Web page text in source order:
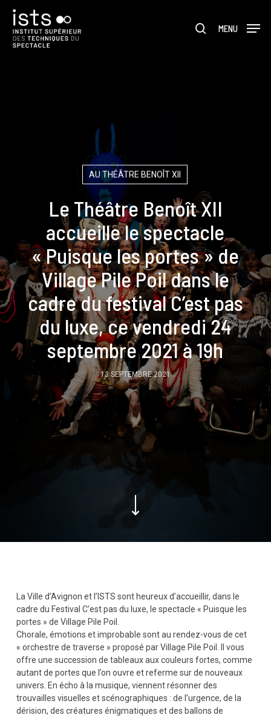
main
content
rechercher
MENU
AU THÉÂTRE BENOÎT XII
Le Théâtre Benoît XII
accueille le spectacle
« Puisque les portes » de
Village Pile Poil dans le
cadre du festival C’est pas
du luxe, ce vendredi 24
septembre 2021 à 19h
13 SEPTEMBRE 2021
La Ville d’Avignon et l’ISTS sont heureux d’accueillir, dans le
cadre du Festival C’est pas du luxe, le spectacle « Puisque les
portes » de Village Pile Poil.
Chorale, émotions et improbable sont au rendez-vous de cet
« orchestre de traverse » proposé par Village Pile Poil. Il vous
offre une succession de tableaux aux couleurs fortes, comme
autant de portes que l’on ouvre et referme sur de nouveaux
univers. En écho à la musique, viennent résonner des
trouvailles visuelles et scénographiques : de l’urgence, de la
dérision, des créatures énigmatiques et des ballons de